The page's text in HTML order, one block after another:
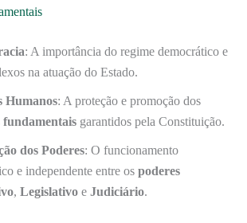
: A importância do regime democrático e
na atuação do Estado.
Humanos: A proteção e promoção dos
fundamentais garantidos pela Constituição.
dos Poderes: O funcionamento
e independente entre os poderes
, Legislativo e Judiciário.